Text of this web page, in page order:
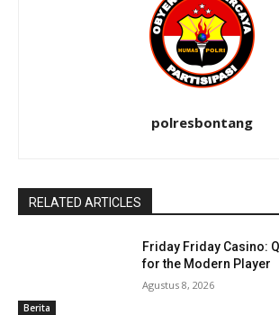
polresbontang
RELATED ARTICLES
Berita
Friday Friday Casino:
for the Modern Player
Agustus 8, 2026